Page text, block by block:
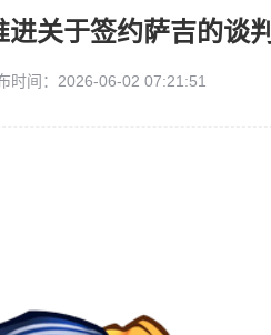
关于签约萨吉的谈判
时间：2026-06-02 07:21:51